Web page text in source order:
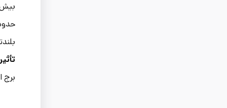
بیش از 18
حدود 7300
برج